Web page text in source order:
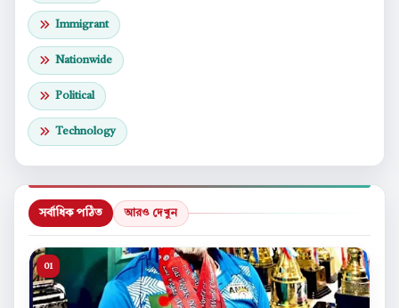
Immigrant
Nationwide
Political
Technology
সর্বাধিক পঠিত আরও দেখুন